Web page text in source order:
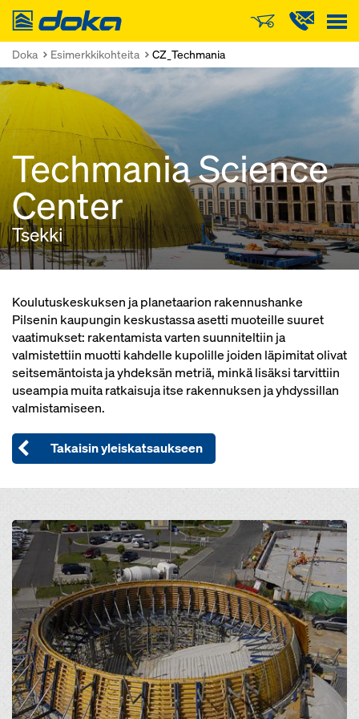
Doka
Doka Esimerkkikohteita CZ_Techmania
Techmania Science
Center
Tsekki
Koulutuskeskuksen ja planetaarion rakennushanke
Pilsenin kaupungin keskustassa asetti muoteille suuret
vaatimukset: rakentamista varten suunniteltiin ja
valmistettiin muotti kahdelle kupolille joiden läpimitat olivat
seitsemäntoista ja yhdeksän metriä, minkä lisäksi tarvittiin
useampia muita ratkaisuja itse rakennuksen ja yhdyssillan
valmistamiseen.
Takaisin yleiskatsaukseen
Open